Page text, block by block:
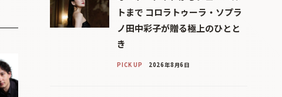
トまで コロラトゥーラ・ソプラ
ノ田中彩子が贈る極上のひとと
き
PICK UP 2026年8月6日